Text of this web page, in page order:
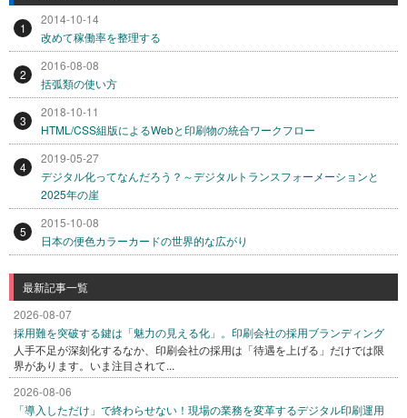
1
2014-10-14
改めて稼働率を整理する
2
2016-08-08
括弧類の使い方
3
2018-10-11
HTML/CSS組版によるWebと印刷物の統合ワークフロー
4
2019-05-27
デジタル化ってなんだろう？～デジタルトランスフォーメーションと
2025年の崖
5
2015-10-08
日本の便色カラーカードの世界的な広がり
最新記事一覧
2026-08-07
採用難を突破する鍵は「魅力の見える化」。印刷会社の採用ブランディング
人手不足が深刻化するなか、印刷会社の採用は「待遇を上げる」だけでは限
界があります。いま注目されて...
2026-08-06
「導入しただけ」で終わらせない！現場の業務を変革するデジタル印刷運用